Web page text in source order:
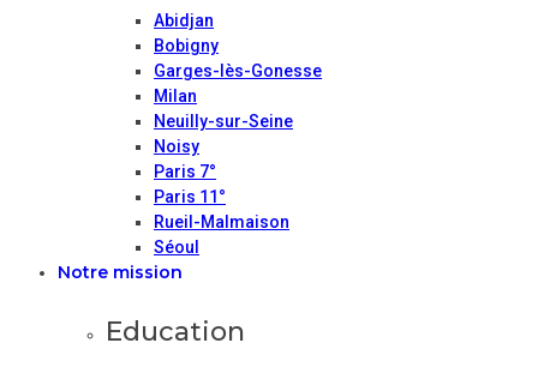
Abidjan
Bobigny
Garges-lès-Gonesse
Milan
Neuilly-sur-Seine
Noisy
Paris 7°
Paris 11°
Rueil-Malmaison
Séoul
Notre mission
Education